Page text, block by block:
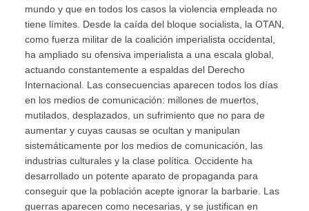
mundo y que en todos los casos la violencia empleada no
tiene límites. Desde la caída del bloque socialista, la OTAN,
como fuerza militar de la coalición imperialista occidental,
ha ampliado su ofensiva imperialista a una escala global,
actuando constantemente a espaldas del Derecho
Internacional. Las consecuencias aparecen todos los días
en los medios de comunicación: millones de muertos,
mutilados, desplazados, un sufrimiento que no para de
aumentar y cuyas causas se ocultan y manipulan
sistemáticamente por los medios de comunicación, las
industrias culturales y la clase política. Occidente ha
desarrollado un potente aparato de propaganda para
conseguir que la población acepte ignorar la barbarie. Las
guerras aparecen como necesarias, y se justifican en